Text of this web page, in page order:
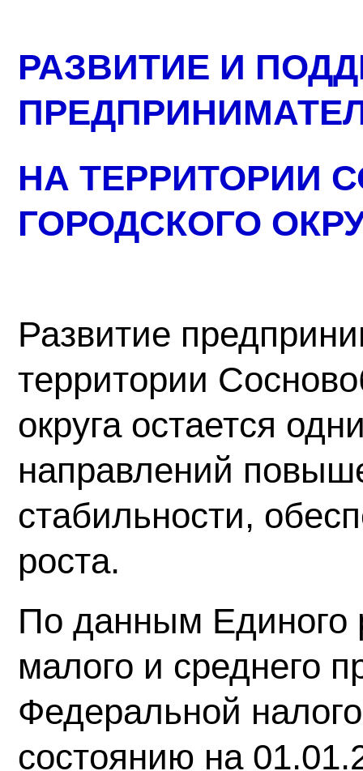
РАЗВИТИЕ И
НА ТЕРРИТОРИИ
ГОРОДСКОГО
Развитие
территории
округа остается
направлений
стабильности,
роста.
По данным Единого
малого и среднего
Федеральной
состоянию на